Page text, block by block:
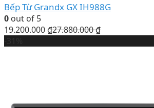
Bếp Từ Grandx GX IH988G
0 out of 5
19.200.000 ₫27.880.000₫